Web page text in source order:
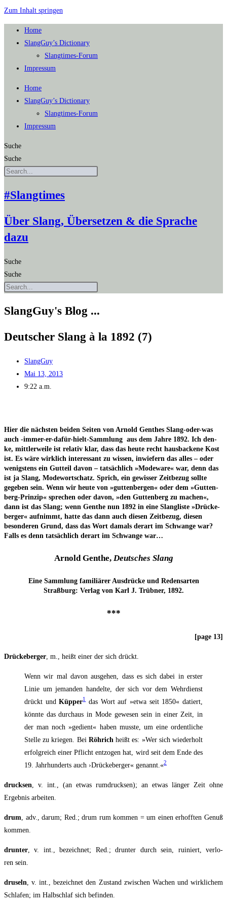
Zum Inhalt springen
Home
SlangGuy’s Dic­tion­a­ry
Slang­times-Forum
Impres­sum
Home
SlangGuy’s Dic­tion­a­ry
Slang­times-Forum
Impres­sum
Suche
Suche
#Slangtimes
Über Slang, Übersetzen & die Sprache
dazu
Suche
Suche
SlangGuy's Blog ...
Deut­scher Slang à la 1892 (7)
SlangGuy
Mai 13, 2013
9:22 a.m.
Hier die nächs­ten bei­den Sei­ten von Arnold Gen­thes Slang-oder-was
auch ‑immer-er-dafür-hielt-Samm­lung aus dem Jah­re 1892. Ich den­
ke, mitt­ler­wei­le ist rela­tiv klar, dass das heu­te recht haus­ba­cke­ne Kost
ist. Es wäre wirk­lich inter­es­sant zu wis­sen, inwie­fern das alles – oder
wenigs­tens ein Gut­teil davon – tat­säch­lich »Mode­wa­re« war, denn das
ist ja Slang, Mode­wort­schatz. Sprich, ein gewis­ser Zeit­be­zug soll­te
gege­ben sein. Wenn wir heu­te von »gut­ten­ber­gen« oder dem »Gut­ten­
berg-Prin­zip« spre­chen oder davon, »den Gut­ten­berg zu machen«,
dann ist das Slang; wenn Gen­the nun 1892 in eine Slang­lis­te »Drü­cke­
ber­ger« auf­nimmt, hat­te das dann auch die­sen Zeit­be­zug, die­sen
beson­de­ren Grund, dass das Wort damals der­art im Schwan­ge war?
Falls es denn tat­säch­lich der­art im Schwan­ge war…
Arnold Gen­the,Deut­sches Slang
Eine Samm­lung fami­liä­rer Aus­drü­cke und Redensarten
Straß­burg: Ver­lag von Karl J. Trüb­ner, 1892.
***
[page 13]
Drü­cke­ber­ger , m., heißt einer der sich drückt.
Wenn wir mal davon aus­ge­hen, dass es sich dabei in ers­ter
Linie um jeman­den han­del­te, der sich vor dem Wehr­dienst
drückt undKüp­per1 das Wort auf »etwa seit 1850« datiert,
könn­te das durch­aus in Mode gewe­sen sein in einer Zeit, in
der man noch »gedient« haben muss­te, um eine ordent­li­che
Stel­le zu krie­gen. Bei Röh­rich heißt es: »Wer sich wie­der­holt
erfolg­reich einer Pflicht ent­zo­gen hat, wird seit dem Ende des
19. Jahr­hun­derts auch ›Drü­cke­ber­ger« genannt.«2
druck­sen , v. int., (an etwas rum­druck­sen); an etwas län­ger Zeit ohne
Ergeb­nis arbeiten.
drum , adv., dar­um; Red.; drum rum kom­men = um einen erhoff­ten Genuß
kommen.
drun­ter , v. int., bezeich­net; Red.; drun­ter durch sein, rui­niert, ver­lo­
ren sein.
dru­seln , v. int., bezeich­net den Zustand zwi­schen Wachen und wirk­li­chem
Schla­fen; im Halb­schlaf sich befinden.